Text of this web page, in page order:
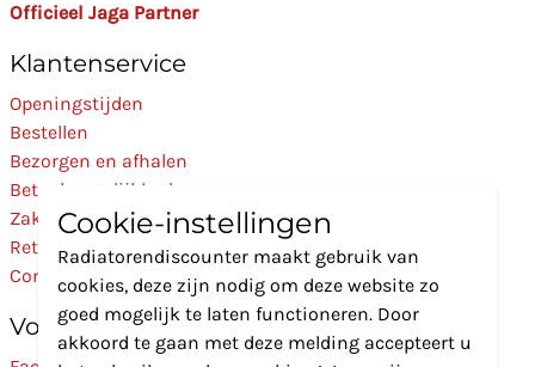
Officieel Jaga Partner
Klantenservice
Openingstijden
Bestellen
Bezorgen en afhalen
Betaalmogelijkheden
Zakelijk
Retourneren
Contact
Volg Ons
Cookie-instellingen
Radiatorendiscounter maakt gebruik van
cookies, deze zijn nodig om deze website zo
goed mogelijk te laten functioneren. Door
akkoord te gaan met deze melding accepteert u